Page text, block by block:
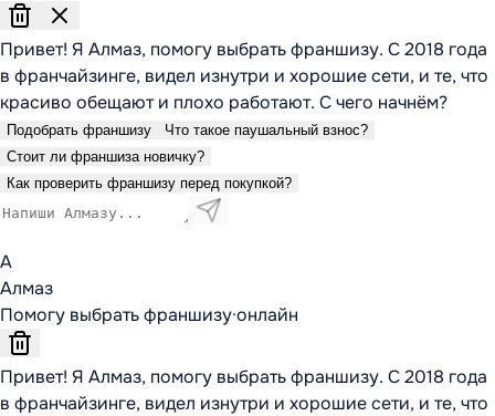
Привет! Я Алмаз, помогу выбрать франшизу. С 2018 года
в франчайзинге, видел изнутри и хорошие сети, и те, что
красиво обещают и плохо работают. С чего начнём?
Подобрать франшизу
Что такое паушальный взнос?
Стоит ли франшиза новичку?
Как проверить франшизу перед покупкой?
А
Алмаз
Помогу выбрать франшизу·онлайн
Привет! Я Алмаз, помогу выбрать франшизу. С 2018 года
в франчайзинге, видел изнутри и хорошие сети, и те, что